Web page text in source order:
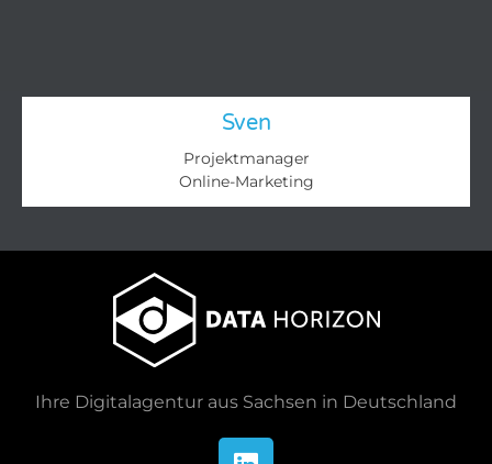
Sven
Projektmanager
Online-Marketing​
Ihre Digitalagentur aus Sachsen in Deutschland